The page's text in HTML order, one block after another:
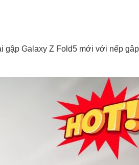
gập Galaxy Z Fold5 mới với nếp